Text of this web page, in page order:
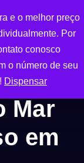
0
Mar
em
e o melhor preço
Por
conosco
o número de seu
Dispensar